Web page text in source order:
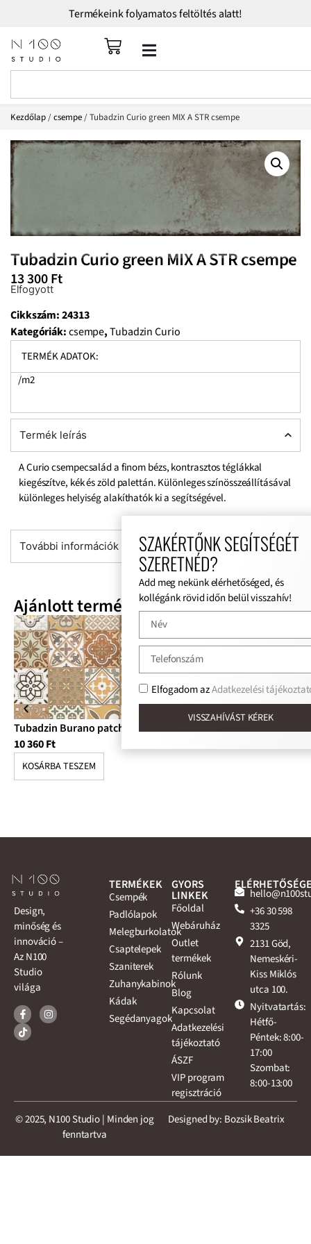
Termékeink folyamatos feltöltés alatt!
Kezdőlap/csempe/ Tubadzin Curio green MIX A STR csempe
Tubadzin Curio green MIX A STR csempe
13 300Ft
Elfogyott
Cikkszám:24313
Kategóriák:csempe,Tubadzin Curio
TERMÉK ADATOK:
/m2
Termék leírás
A Curio csempecsalád a finom bézs, kontrasztos téglákkal
kiegészítve, kék és zöld palettán. Különleges színösszeállításával
különleges helyiség alakíthatók ki a segítségével.
További információk
Ajánlott termékek
Tubadzin Burano patch B STR csempe
10 360Ft
KOSÁRBA TESZEM
Design,
minőség és
innováció –
Az N100
Studio
világa
TERMÉKEK
Csempék
Padlólapok
Melegburkolatok
Csaptelepek
Szaniterek
Zuhanykabinok
Kádak
Segédanyagok
GYORS
LINKEK
Főoldal
Webáruház
Outlet
termékek
Rólunk
Blog
Kapcsolat
Adatkezelési
tájékoztató
ÁSZF
VIP program
regisztráció
+36 30 598
3325
2131 Göd,
Nemeskéri-
Kiss Miklós
utca 100.
Nyitvatartás:
Hétfő-
Péntek: 8:00-
17:00
Szombat:
8:00-13:00
© 2025, N100 Studio | Minden jog
fenntartva
Designed by: Bozsik Beatrix
SZAKÉRTŐNK SEGÍTSÉGÉT
SZERETNÉD?
Add meg nekünk elérhetőséged, és
kollégánk rövid időn belül visszahív!
Elfogadom azAdatkezelési
VISSZAHÍVÁST KÉREK